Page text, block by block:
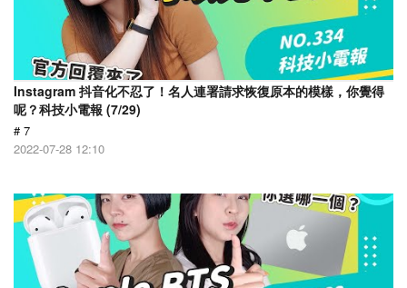
Instagram 抖音化不忍了！名人連署請求恢復原本的模樣，你覺得
呢？科技小電報 (7/29)
# 7
2022-07-28 12:10